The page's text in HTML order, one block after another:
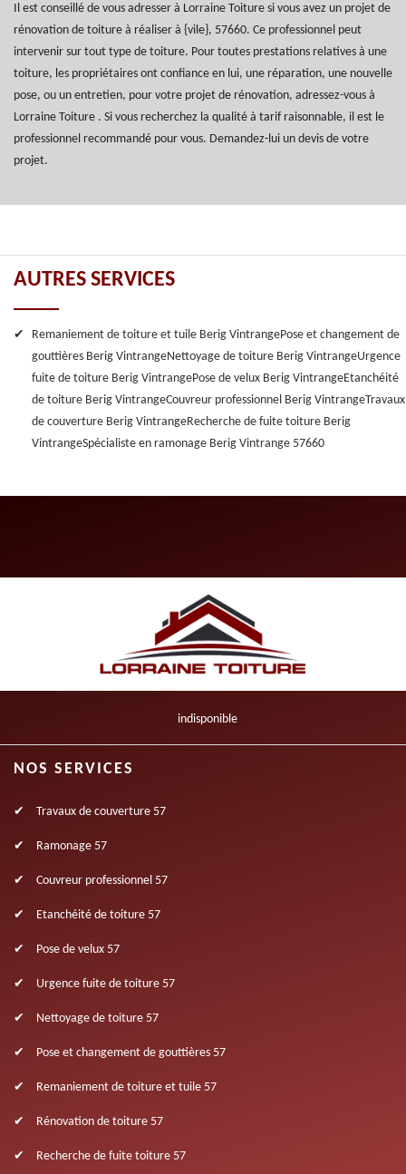
Il est conseillé de vous adresser à Lorraine Toiture si vous avez un projet de
rénovation de toiture à réaliser à {vile}, 57660. Ce professionnel peut
intervenir sur tout type de toiture. Pour toutes prestations relatives à une
toiture, les propriétaires ont confiance en lui, une réparation, une nouvelle
pose, ou un entretien, pour votre projet de rénovation, adressez-vous à
Lorraine Toiture . Si vous recherchez la qualité à tarif raisonnable, il est le
professionnel recommandé pour vous. Demandez-lui un devis de votre
projet.
AUTRES SERVICES
Remaniement de toiture et tuile Berig VintrangePose et changement de
gouttières Berig VintrangeNettoyage de toiture Berig VintrangeUrgence
fuite de toiture Berig VintrangePose de velux Berig VintrangeEtanchéité
de toiture Berig VintrangeCouvreur professionnel Berig VintrangeTravaux
de couverture Berig VintrangeRecherche de fuite toiture Berig
VintrangeSpécialiste en ramonage Berig Vintrange 57660
indisponible
NOS SERVICES
Travaux de couverture 57
Ramonage 57
Couvreur professionnel 57
Etanchéité de toiture 57
Pose de velux 57
Urgence fuite de toiture 57
Nettoyage de toiture 57
Pose et changement de gouttières 57
Remaniement de toiture et tuile 57
Rénovation de toiture 57
Recherche de fuite toiture 57